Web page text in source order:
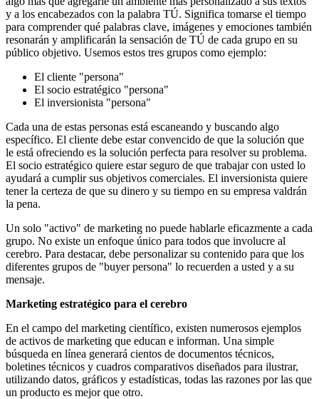
y a los encabezados con la palabra TÚ. Significa tomarse el tiempo
para comprender qué palabras clave, imágenes y emociones también
resonarán y amplificarán la sensación de TÚ de cada grupo en su
público objetivo. Usemos estos tres grupos como ejemplo:
El cliente "persona"
El socio estratégico "persona"
El inversionista "persona"
Cada una de estas personas está escaneando y buscando algo
específico. El cliente debe estar convencido de que la solución que
le está ofreciendo es la solución perfecta para resolver su problema.
El socio estratégico quiere estar seguro de que trabajar con usted lo
ayudará a cumplir sus objetivos comerciales. El inversionista quiere
tener la certeza de que su dinero y su tiempo en su empresa valdrán
la pena.
Un solo "activo" de marketing no puede hablarle eficazmente a cada
grupo. No existe un enfoque único para todos que involucre al
cerebro. Para destacar, debe personalizar su contenido para que los
diferentes grupos de "buyer persona" lo recuerden a usted y a su
mensaje.
Marketing estratégico para el cerebro
En el campo del marketing científico, existen numerosos ejemplos
de activos de marketing que educan e informan. Una simple
búsqueda en línea generará cientos de documentos técnicos,
boletines técnicos y cuadros comparativos diseñados para ilustrar,
utilizando datos, gráficos y estadísticas, todas las razones por las que
un producto es mejor que otro.